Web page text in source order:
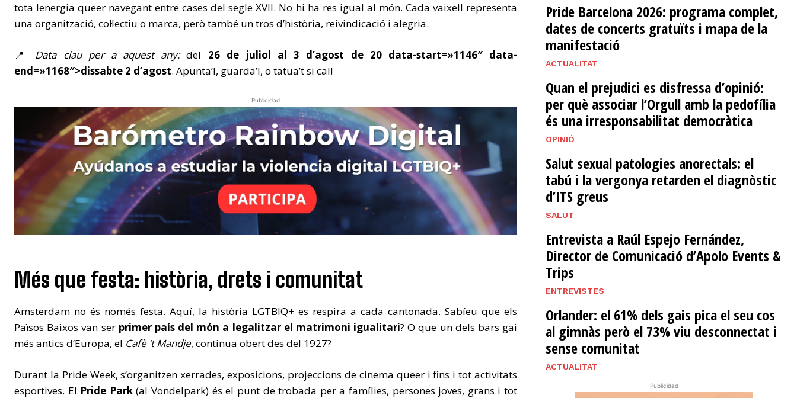
tota lenergia queer navegant entre cases del segle XVII. No hi ha res igual al món. Cada vaixell representa
una organització, col·lectiu o marca, però també un tros d’història, reivindicació i alegria.
📍 Data clau per a aquest any:del 26 de juliol al 3 d’agost de 20 data-start=»1146″ data-
end=»1168″>dissabte 2 d’agost. Apunta’l, guarda’l, o tatua’t si cal!
Publicidad
Més que festa: història, drets i comunitat
Amsterdam no és només festa. Aquí, la història LGTBIQ+ es respira a cada cantonada. Sabíeu que els
Països Baixos van ser primer país del món a legalitzar el matrimoni igualitari? O que un dels bars gai
més antics d’Europa, el Cafè ‘t Mandje, continua obert des del 1927?
Durant la Pride Week, s’organitzen xerrades, exposicions, projeccions de cinema queer i fins i tot activitats
esportives. El Pride Park(al Vondelpark) és el punt de trobada per a famílies, persones joves, grans i tot
Pride Barcelona 2026: programa complet,
dates de concerts gratuïts i mapa de la
manifestació
ACTUALITAT
Quan el prejudici es disfressa d’opinió:
per què associar l’Orgull amb la pedofília
és una irresponsabilitat democràtica
OPINIÓ
Salut sexual patologies anorectals: el
tabú i la vergonya retarden el diagnòstic
d’ITS greus
SALUT
Entrevista a Raúl Espejo Fernández,
Director de Comunicació d’Apolo Events &
Trips
ENTREVISTES
Orlander: el 61% dels gais pica el seu cos
al gimnàs però el 73% viu desconnectat i
sense comunitat
ACTUALITAT
Publicidad